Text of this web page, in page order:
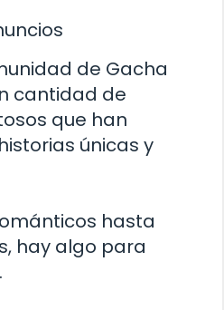
de Gacha
cantidad de
que han
únicas y
hasta
hay algo para